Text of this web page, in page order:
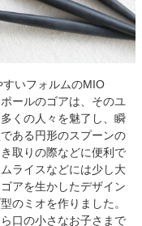
いフォルムのMIO
ールのゴアは、そのユ
くの人々を魅了し、瞬
ある円形のスプーンの
取りの際などに便利で
ライスなどには少し大
アを生かしたデザイン
のミオを作りました。
口の小さなお子さまで